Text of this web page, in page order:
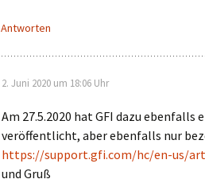
Antworten
2. Juni 2020 um 18:06 Uhr
Am 27.5.2020 hat GFI dazu
veröffentlicht, aber ebenfalls nur
https://support.gfi.com/hc/en-us/
und Gruß